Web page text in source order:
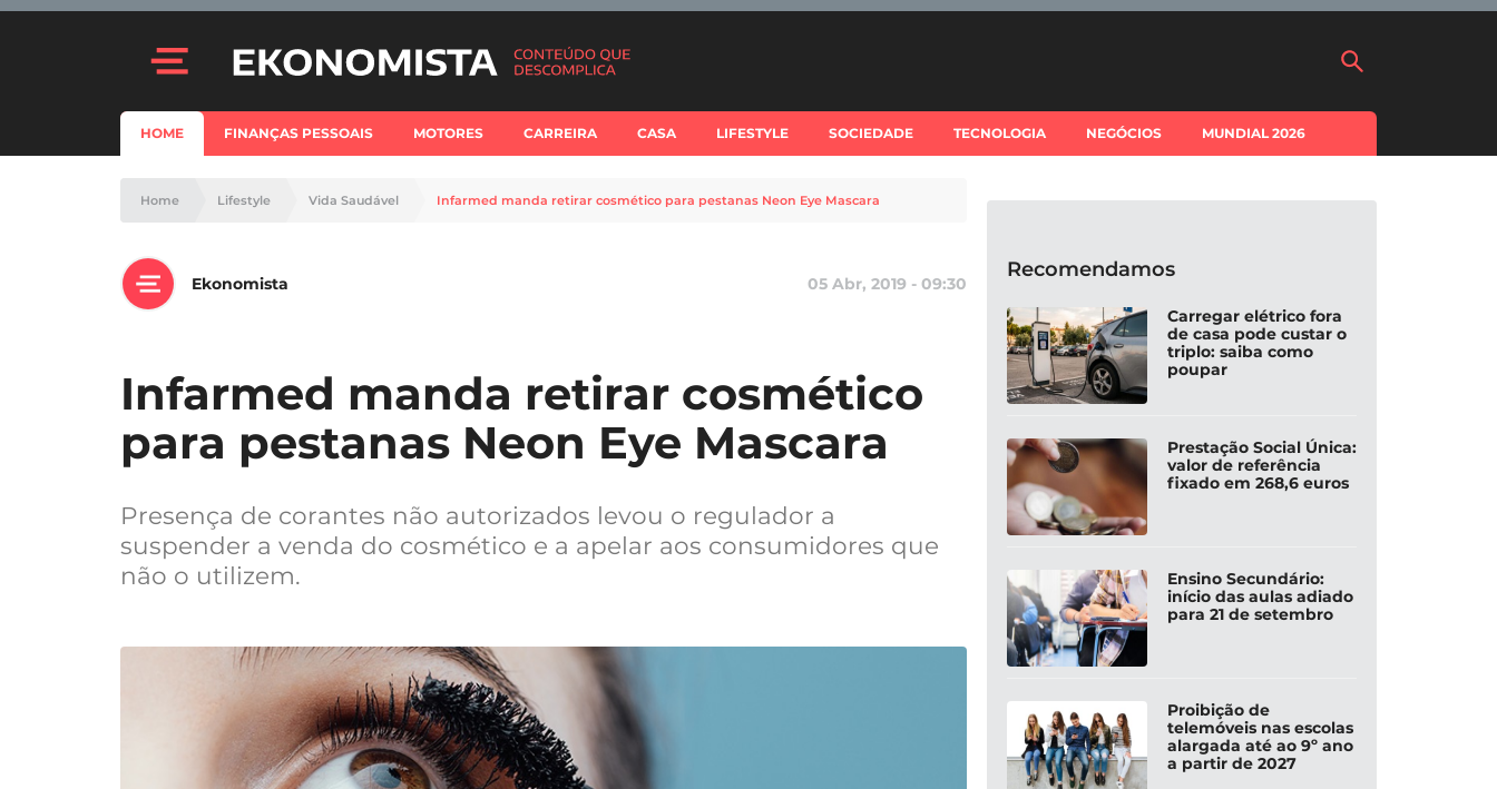
HOME FINANÇAS PESSOAIS MOTORES CARREIRA CASA LIFESTYLE SOCIEDADE TECNOLOGIA NEGÓCIOS MUNDIAL 2026
Home Lifestyle Vida Saudável Infarmed manda retirar cosmético para pestanas Neon Eye Mascara
Ekonomista 05 Abr, 2019 - 09:30
Infarmed manda retirar cosmético
para pestanas Neon Eye Mascara
Presença de corantes não autorizados levou o regulador a
suspender a venda do cosmético e a apelar aos consumidores que
não o utilizem.
Recomendamos
Carregar elétrico fora
de casa pode custar o
triplo: saiba como
poupar
Prestação Social Única:
valor de referência
fixado em 268,6 euros
Ensino Secundário:
início das aulas adiado
para 21 de setembro
Proibição de
telemóveis nas escolas
alargada até ao 9º ano
a partir de 2027